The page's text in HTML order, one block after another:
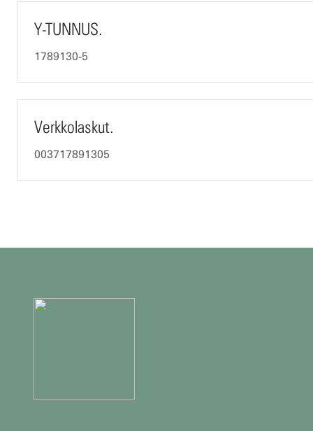
Y-TUNNUS.
1789130-5
Verkkolaskut.
003717891305
Lisätietojaja